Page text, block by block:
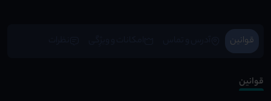
قوانین
قوانین